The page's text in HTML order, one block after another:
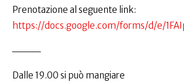
Prenotazione al seguente link:
https://docs.google.com/forms/d/e/
Dalle 19.00 si può mangiare